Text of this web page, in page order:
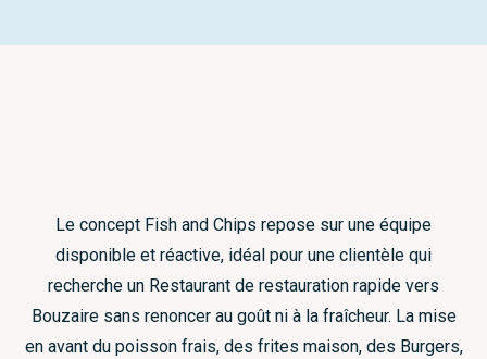
Le concept Fish and Chips repose sur une équipe
disponible et réactive, idéal pour une clientèle qui
recherche un Restaurant de restauration rapide vers
Bouzaire sans renoncer au goût ni à la fraîcheur. La mise
en avant du poisson frais, des frites maison, des Burgers,